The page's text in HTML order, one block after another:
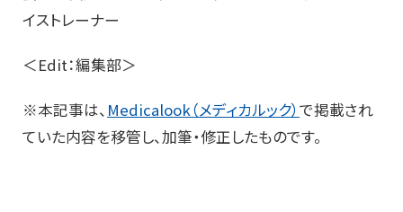
イストレーナー
＜Edit：編集部＞
※本記事は、 Medicalook（メディカルック） で掲載され
ていた内容を移管し、加筆・修正したものです。